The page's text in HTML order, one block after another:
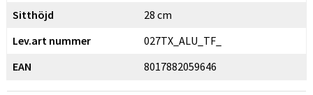
Suomi
Sitthöjd
28 cm
Lev.art nummer
027TX_ALU_TF_
EAN
8017882059646